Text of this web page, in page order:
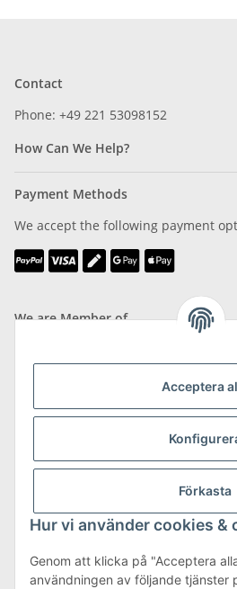
Acceptera
Förkasta
Hur vi använder cookies &
Genom att klicka på "Acceptera
användningen av följande tjänster
Contact
Phone: +49 221 53098152
How Can We Help?
Payment Methods
We accept the following payment
We are Member of
more about Shipping & Returns